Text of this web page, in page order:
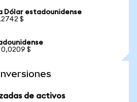
Dólar estadounidense
$
0,0209 $
de activos